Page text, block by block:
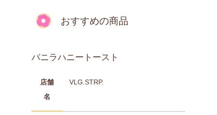
おすすめの商品
バニラハニートースト
店舗
名
VLG.STRP.